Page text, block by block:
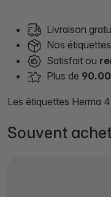
Livraison
Nos
Satisfait ou
Plus de
Les étiquettes Herma
Souvent